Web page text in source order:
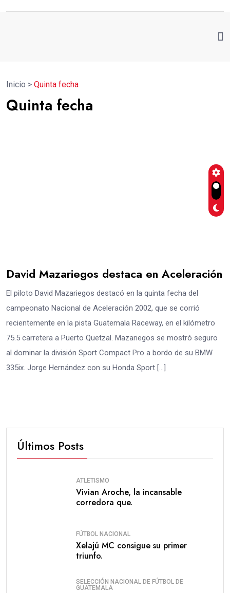
Inicio > Quinta fecha
Quinta fecha
David Mazariegos destaca en Aceleración
El piloto David Mazariegos destacó en la quinta fecha del
campeonato Nacional de Aceleración 2002, que se corrió
recientemente en la pista Guatemala Raceway, en el kilómetro
75.5 carretera a Puerto Quetzal. Mazariegos se mostró seguro
al dominar la división Sport Compact Pro a bordo de su BMW
335ix. Jorge Hernández con su Honda Sport […]
Últimos Posts
ATLETISMO
Vivian Aroche, la incansable
corredora que.
FÚTBOL NACIONAL
Xelajú MC consigue su primer
triunfo.
SELECCIÓN NACIONAL DE FÚTBOL DE
GUATEMALA